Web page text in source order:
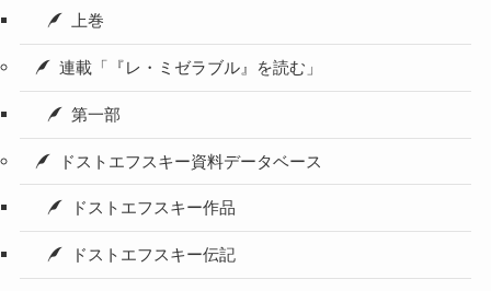
上巻
連載「『レ・ミゼラブル』を読む」
第一部
ドストエフスキー資料データベース
ドストエフスキー作品
ドストエフスキー伝記